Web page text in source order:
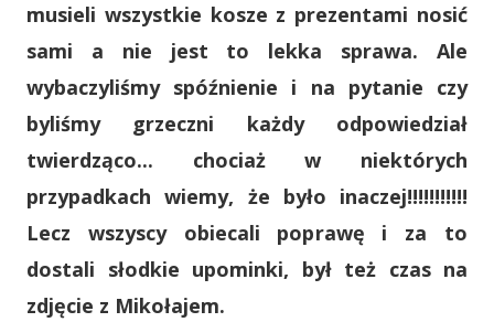
musieli wszystkie kosze z prezentami nosić
sami a nie jest to lekka sprawa. Ale
wybaczyliśmy spóźnienie i na pytanie czy
byliśmy grzeczni każdy odpowiedział
twierdząco... chociaż w niektórych
przypadkach wiemy, że było inaczej!!!!!!!!!!!
Lecz wszyscy obiecali poprawę i za to
dostali słodkie upominki, był też czas na
zdjęcie z Mikołajem.